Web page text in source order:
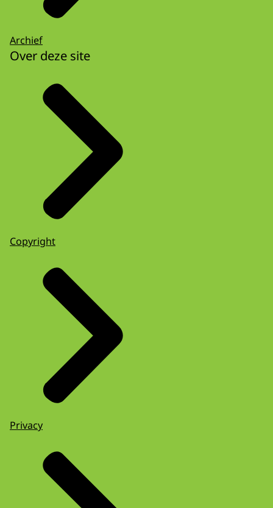
Archief
Over deze site
Copyright
Privacy